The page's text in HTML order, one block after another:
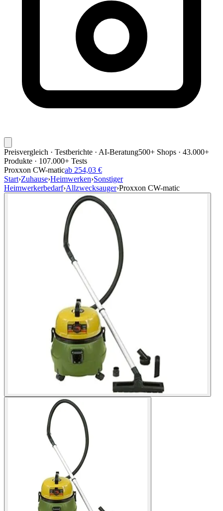
Preisvergleich · Testberichte · AI-Beratung500+ Shops · 43.000+
Produkte · 107.000+ Tests
Proxxon CW-maticab 254,03 €
Start›Zuhause›Heimwerken›Sonstiger
Heimwerkerbedarf›Allzwecksauger›Proxxon CW-matic